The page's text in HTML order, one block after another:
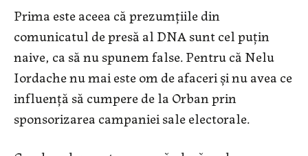
Prima este aceea că prezumțiile din
comunicatul de presă al DNA sunt cel puțin
naive, ca să nu spunem false. Pentru că Nelu
Iordache nu mai este om de afaceri și nu avea ce
influență să cumpere de la Orban prin
sponsorizarea campaniei sale electorale.